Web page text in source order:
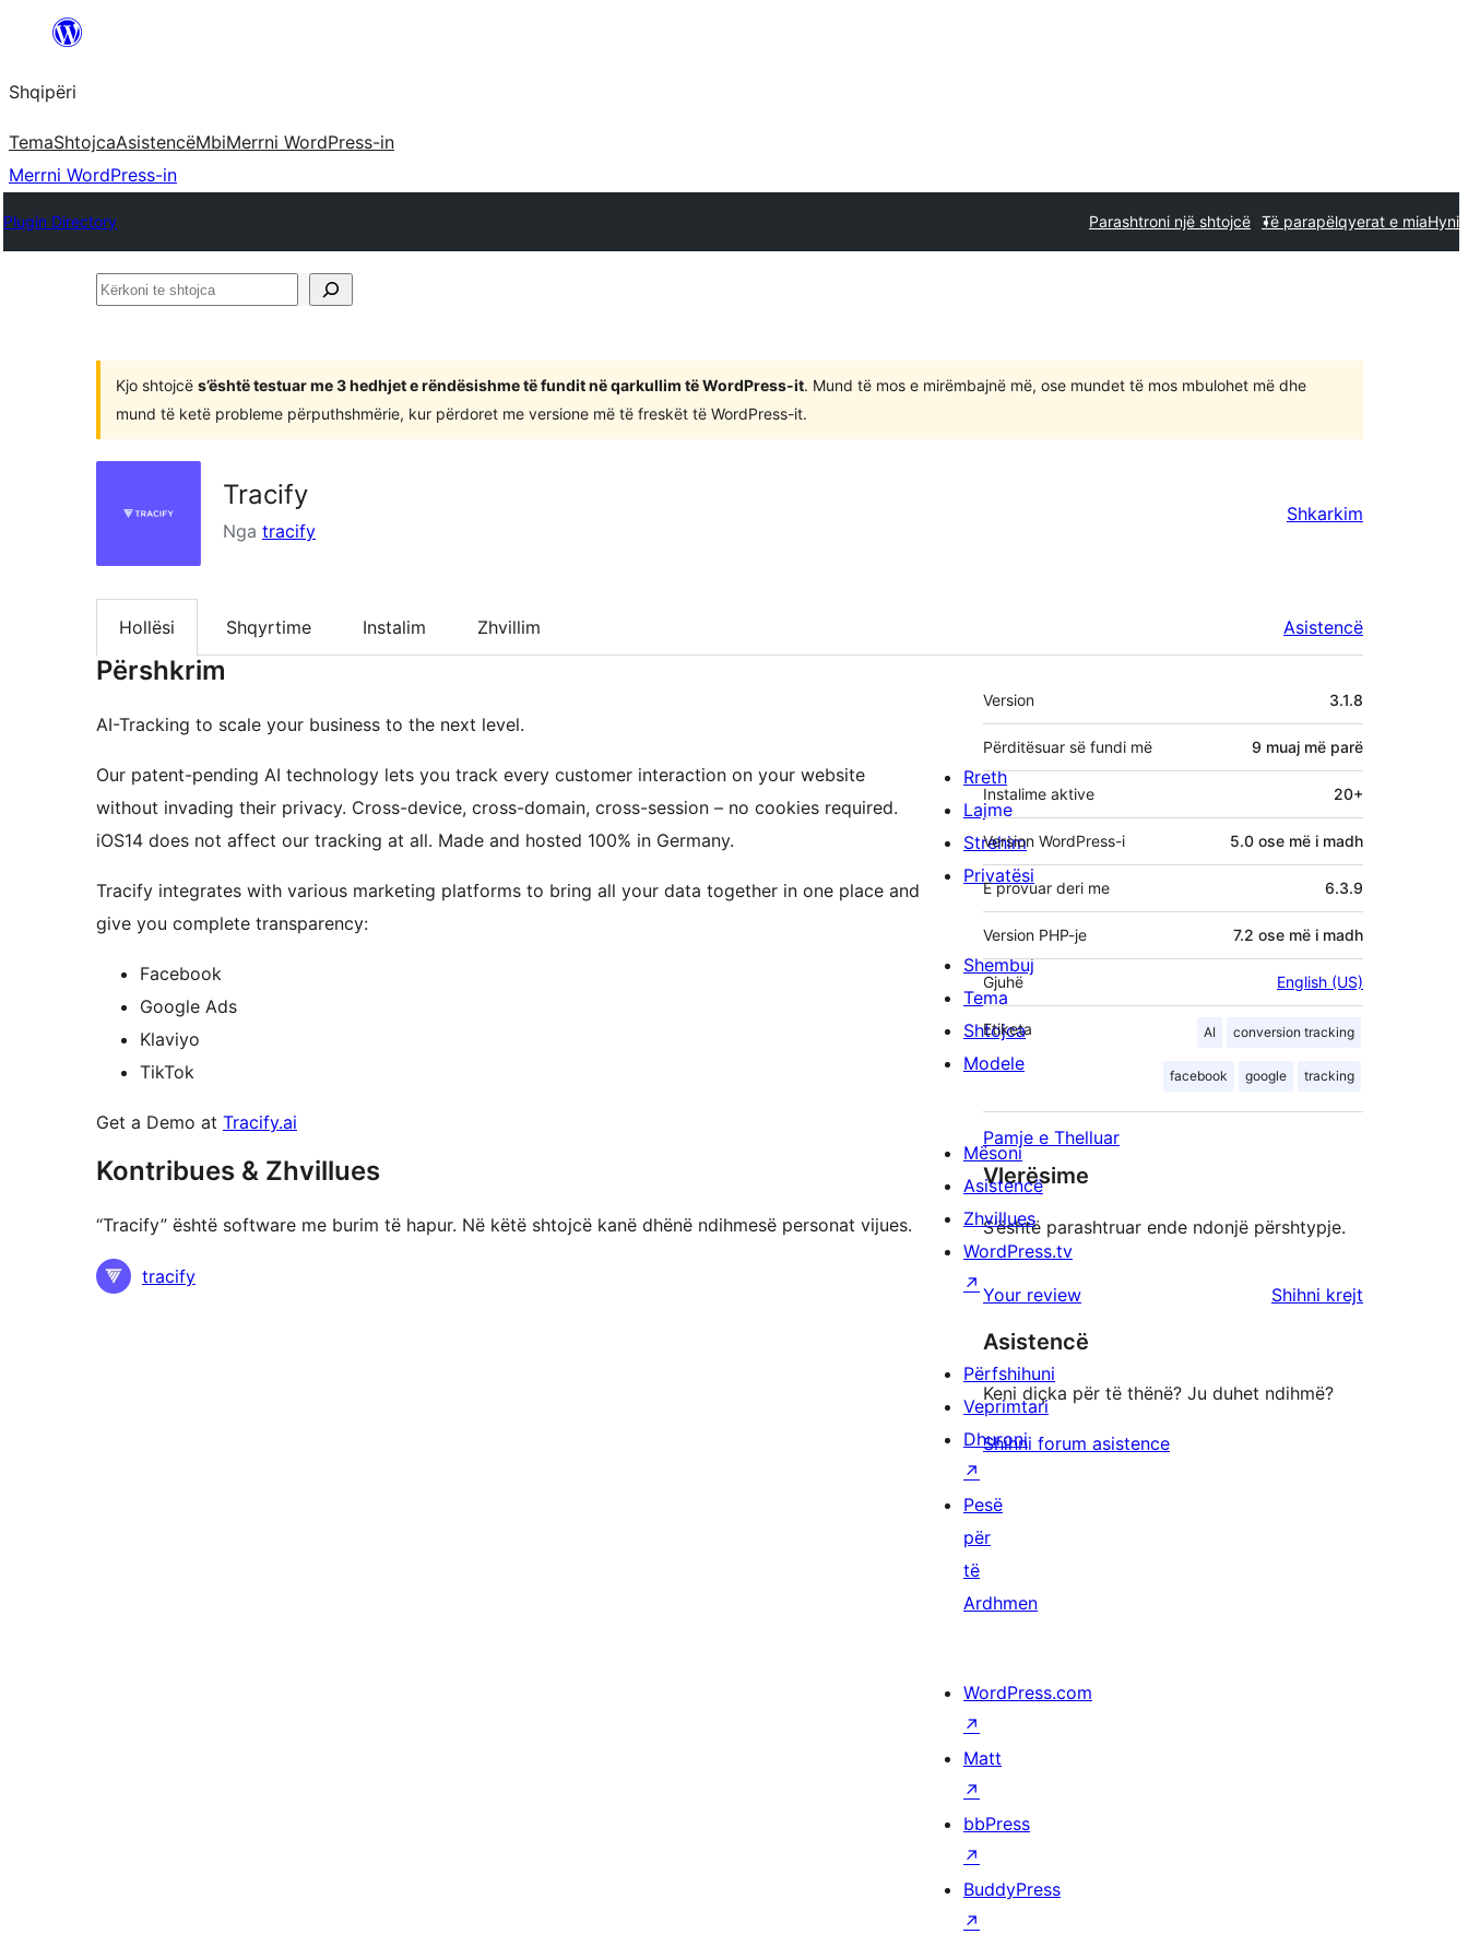
Hidhu
lënda
Shqipëri
TemaShtojcaAsistencëMbiMerrni WordPress-in
Merrni WordPress-in
Plugin Directory Parashtroni një shtojcë Të parapëlqyerat e miaHyni
Kërkoni
Kjo shtojcë s’është testuar me 3 hedhjet e rëndësishme të fundit në qarkullim të WordPress-it. Mund të mos e mirëmbajnë më, ose mundet të mos mbulohet më dhe
mund të ketë probleme përputhshmërie, kur përdoret me versione më të freskët të WordPress-it.
Tracify
Nga tracify
Shkarkim
Hollësi Shqyrtime Instalim Zhvillim Asistencë
Përshkrim
AI-Tracking to scale your business to the next level.
Our patent-pending AI technology lets you track every customer interaction on your website
without invading their privacy. Cross-device, cross-domain, cross-session – no cookies required.
iOS14 does not affect our tracking at all. Made and hosted 100% in Germany.
Tracify integrates with various marketing platforms to bring all your data together in one place and
give you complete transparency:
Facebook
Google Ads
Klaviyo
TikTok
Get a Demo at Tracify.ai
Kontribues & Zhvillues
“Tracify” është software me burim të hapur. Në këtë shtojcë kanë dhënë ndihmesë personat vijues.
Kontribues
tracify
Të
tjera
Version 3.1.8
Përditësuar së fundi më 9 muaj më parë
Instalime aktive 20+
Version WordPress-i 5.0 ose më i madh
E provuar deri me 6.3.9
Version PHP-je 7.2 ose më i madh
Gjuhë English (US)
Etiketa AI conversion tracking
facebook google tracking
Pamje e Thelluar
Vlerësime
S’është parashtruar ende ndonjë përshtypje.
Your review Shihni krejt
Asistencë
Keni diçka për të thënë? Ju duhet ndihmë?
Shihni forum asistence
Rreth
Lajme
Strehim
Privatësi
Shembuj
Tema
Shtojca
Modele
Mësoni
Asistencë
Zhvillues
WordPress.tv
↗
Përfshihuni
Veprimtari
Dhuroni
↗
Pesë
për
të
Ardhmen
WordPress.com
↗
Matt
↗
bbPress
↗
BuddyPress
↗